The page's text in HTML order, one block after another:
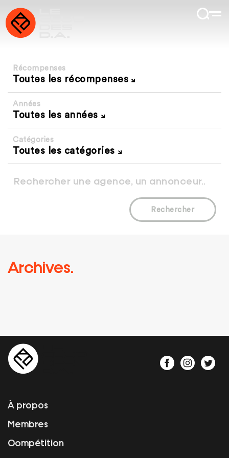
Récompenses
Toutes les récompenses
Années
Toutes les années
Catégories
Toutes les catégories
Rechercher
Archives.
À propos
Membres
Compétition